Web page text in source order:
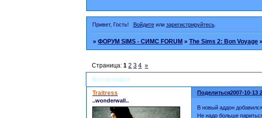
Привет, Гость! Войдитеили зарегистрируйтесь.
»ФОРУМ SIMS - СИМС FORUM »The Sims 2: Bon Voyage
Фотоаппарат
Страница:1 2 3 4 »
Поделиться2007-10-13
Traitress
..wonderwall..
В новый аддон
Не надо больше